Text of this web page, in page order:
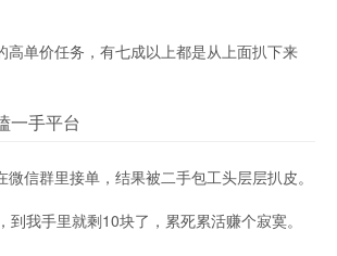
高单价任务，有七成以上都是从上面扒下来
一手平台
信群里接单，结果被二手包工头层层扒皮。
到我手里就剩10块了，累死累活赚个寂寞。